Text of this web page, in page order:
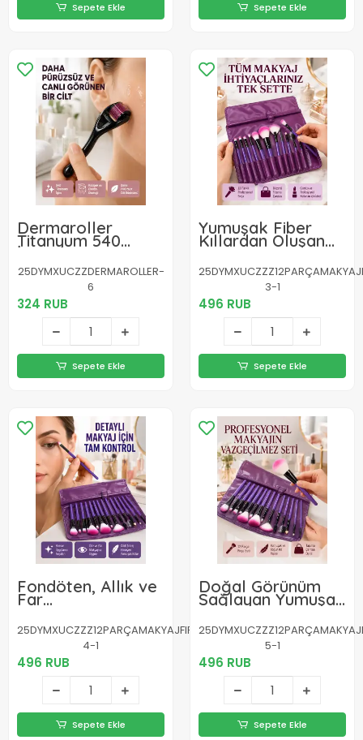
Sepete Ekle Sepete Ekle
Dermaroller
Titanyum 540
İğneli 1 mm Cilt
Yenileme ve Anti
Aging Etkisi
25DYMXUCZZDERMAROLLER-
6
324 RUB
Sepete Ekle
Yumuşak Fiber
Kıllardan Oluşan
12'li Makyaj Fırçası
Seti Göz Farı Allık
ve Kontür İçin
3-1
496 RUB
Sepete Ekle
Fondöten, Allık ve
Far
Uygulamalarına
Uygun 12 Parça
Makyaj Fırça
Takımı Ergonomik
Saplı
25DYMXUCZZZ12PARÇAMAKYAJFIRÇASIIIIII-
4-1
496 RUB
Sepete Ekle
Doğal Görünüm
Sağlayan Yumuşak
Kıllı 12 Parça
Makyaj Fırça Seti
Günlük ve
Profesyonel
Kullanıma Uygun
5-1
496 RUB
Sepete Ekle